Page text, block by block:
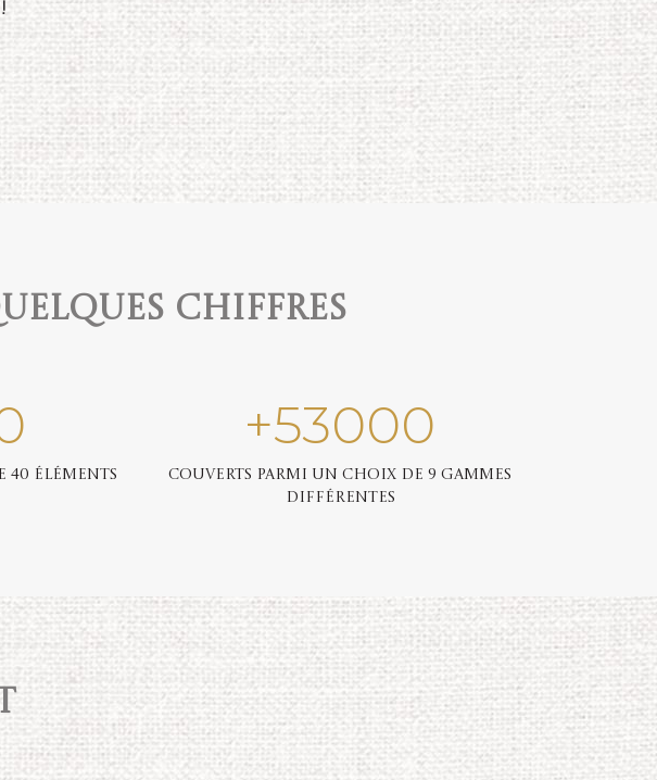
!
chiffres
40 éléments
+53000
Couverts parmi un choix de 9 gammes
différentes